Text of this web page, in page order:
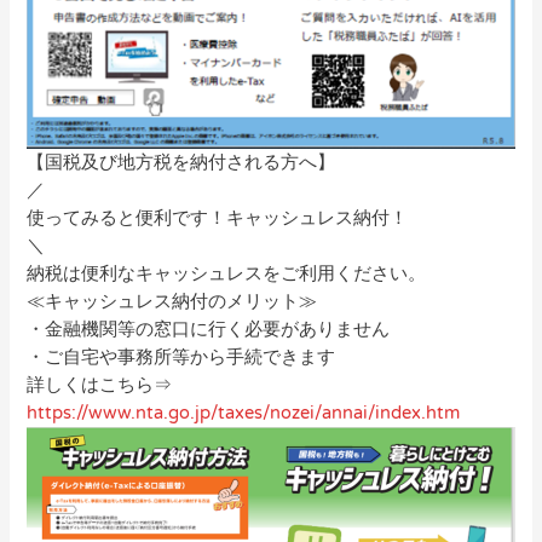
【国税及び地方税を納付される方へ】
／
使ってみると便利です！キャッシュレス納付！
＼
納税は便利なキャッシュレスをご利用ください。
≪キャッシュレス納付のメリット≫
・金融機関等の窓口に行く必要がありません
・ご自宅や事務所等から手続できます
詳しくはこちら⇒
https://www.nta.go.jp/taxes/nozei/annai/index.htm